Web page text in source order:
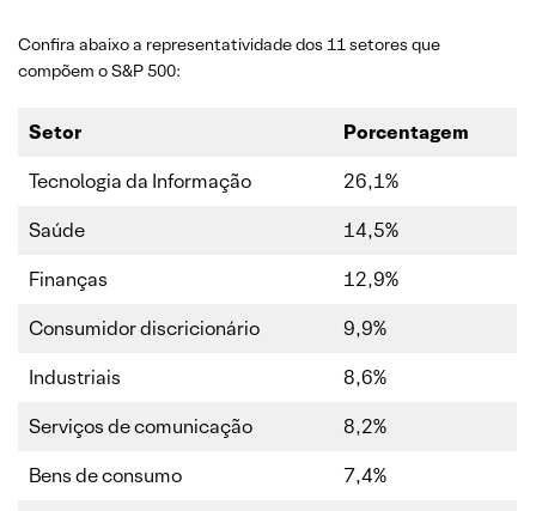
Confira abaixo a representatividade dos 11 setores que
compõem o S&P 500:
Setor
Porcentagem
Tecnologia da Informação
26,1%
Saúde
14,5%
Finanças
12,9%
Consumidor discricionário
9,9%
Industriais
8,6%
Serviços de comunicação
8,2%
Bens de consumo
7,4%